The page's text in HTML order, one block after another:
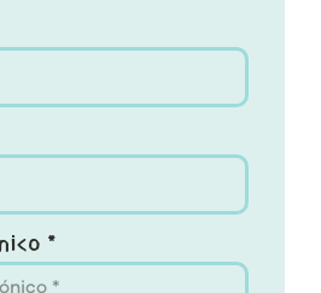
*